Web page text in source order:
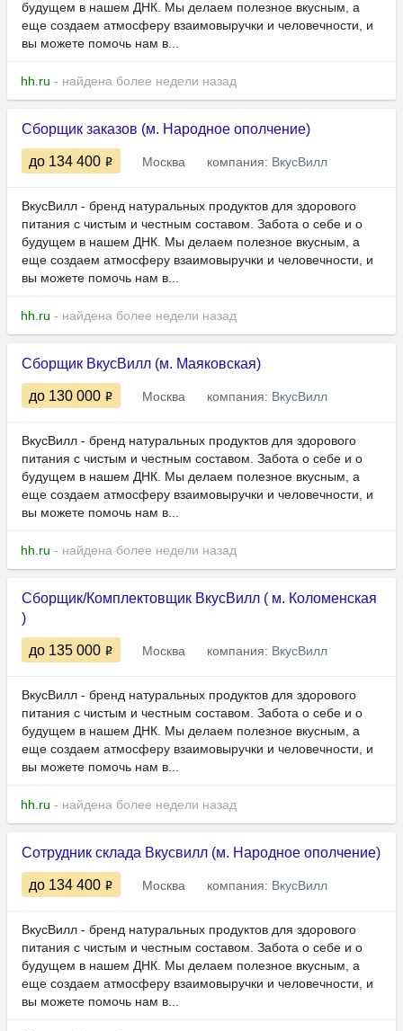
будущем в нашем ДНК. Мы делаем полезное вкусным, а
еще создаем атмосферу взаимовыручки и человечности, и
вы можете помочь нам в...
hh.ru - найдена более недели назад
Сборщик заказов (м. Народное ополчение)
до 134 400 Москва компания: ВкусВилл
ВкусВилл - бренд натуральных продуктов для здорового
питания с чистым и честным составом. Забота о себе и о
будущем в нашем ДНК. Мы делаем полезное вкусным, а
еще создаем атмосферу взаимовыручки и человечности, и
вы можете помочь нам в...
hh.ru - найдена более недели назад
Сборщик ВкусВилл (м. Маяковская)
до 130 000 Москва компания: ВкусВилл
ВкусВилл - бренд натуральных продуктов для здорового
питания с чистым и честным составом. Забота о себе и о
будущем в нашем ДНК. Мы делаем полезное вкусным, а
еще создаем атмосферу взаимовыручки и человечности, и
вы можете помочь нам в...
hh.ru - найдена более недели назад
Сборщик/Комплектовщик ВкусВилл ( м. Коломенская
)
до 135 000 Москва компания: ВкусВилл
ВкусВилл - бренд натуральных продуктов для здорового
питания с чистым и честным составом. Забота о себе и о
будущем в нашем ДНК. Мы делаем полезное вкусным, а
еще создаем атмосферу взаимовыручки и человечности, и
вы можете помочь нам в...
hh.ru - найдена более недели назад
Сотрудник склада Вкусвилл (м. Народное ополчение)
до 134 400 Москва компания: ВкусВилл
ВкусВилл - бренд натуральных продуктов для здорового
питания с чистым и честным составом. Забота о себе и о
будущем в нашем ДНК. Мы делаем полезное вкусным, а
еще создаем атмосферу взаимовыручки и человечности, и
вы можете помочь нам в...